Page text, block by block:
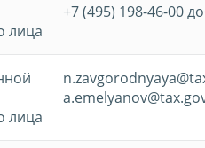
лица
+7 (495) 198-46-00
лица